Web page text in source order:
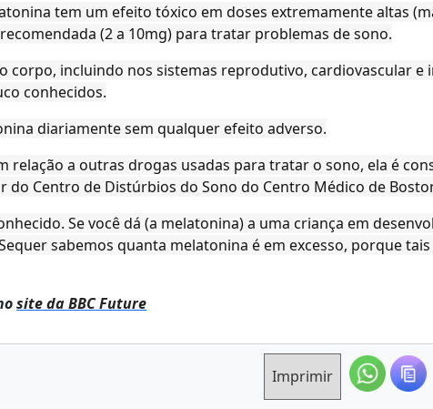
tem um efeito tóxico em doses extremamente altas
(2 a 10mg) para tratar problemas de sono.
corpo, incluindo nos sistemas reprodutivo, cardiovascular e
conhecidos.
diariamente sem qualquer efeito adverso.
relação a outras drogas usadas para tratar o sono, ela é
Centro de Distúrbios do Sono do Centro Médico de
Se você dá (a melatonina) a uma criança em
sabemos quanta melatonina é em excesso, porque
site da BBC Future
Imprimir